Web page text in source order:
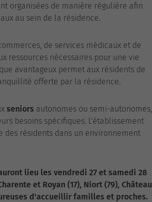
organisées de manière régulière afin
au sein de la résidence.
de services médicaux et de
ressources nécessaires pour une vie
avantageux permet aux résidents de
offerte par la résidence.
seniors autonomes ou semi-autonomes,
besoins spécifiques. L'établissement
résidents dans un environnement
lieu les vendredi 27 et samedi 28
et Royan (17), Niort (79), Château
d'accueillir familles et proches.